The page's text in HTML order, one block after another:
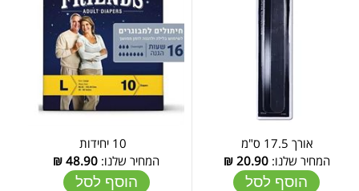
אורך 17.5 ס"מ
המחיר שלנו:20.90
₪
הוסף לסל
המחיר שלנו: 48.90
₪
הוסף לסל